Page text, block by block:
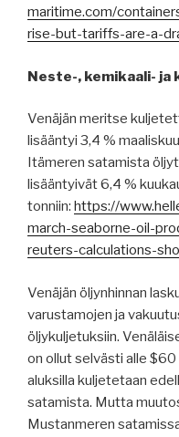
maritime.com/
rise-but-tariffs-are-a-
Neste-, kemikaali-
Venäjän meritse
lisääntyi 3,4 %
Itämeren satamista
lisääntyivät 6,4 %
tonniin: https://
march-seaborne-oil-
reuters-calculations-
Venäjän öljynhinnan
varustamojen ja
öljykuljetuksiin.
on ollut selvästi alle
aluksilla kuljetetaan
satamista. Mutta
Mustanmeren